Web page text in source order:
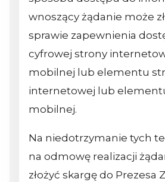
wnoszący żądanie może
sprawie zapewnienia
cyfrowej strony
mobilnej lub elementu
internetowej lub
mobilnej.
Na niedotrzymanie tych
na odmowę realizacji
złożyć skargę do Prezesa